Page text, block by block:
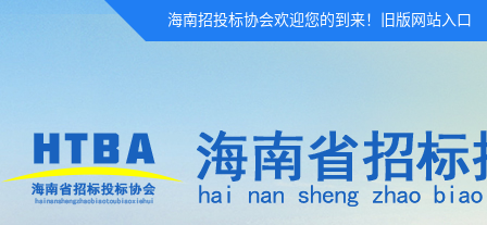
海南招投标协会欢迎您的到来！ 旧版网站入口